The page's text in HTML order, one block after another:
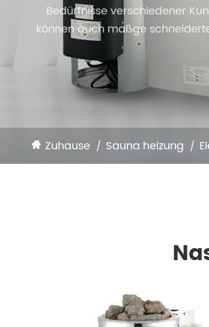
Zuhause Sauna heizung
Bedürfnisse verschiedener
können auch maßge